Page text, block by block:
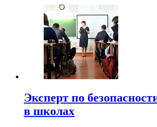
Эксперт по
в школах